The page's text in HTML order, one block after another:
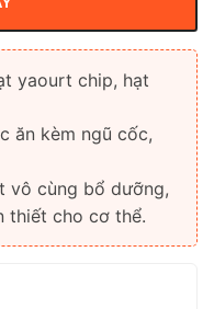
yaourt chip, hạt
ăn kèm ngũ cốc,
vô cùng bổ dưỡng,
thiết cho cơ thể.